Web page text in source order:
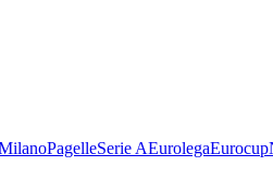
PagelleSerie AEurolegaEurocup